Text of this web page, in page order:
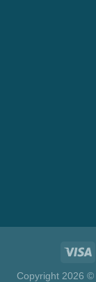
Copyright 2026 ©